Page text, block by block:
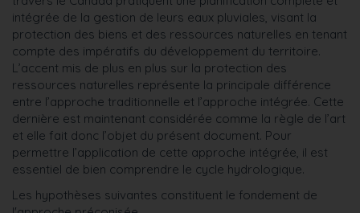
intégrée de la gestion de leurs eaux pluviales, visant la
protection des biens et des ressources naturelles en tenant
compte des impératifs du développement du territoire.
L’accent mis de plus en plus sur la protection des
ressources naturelles représente la principale différence
entre l’approche traditionnelle et l’approche intégrée. Cette
dernière est maintenant considérée comme la règle de l’art
et elle fait donc l’objet du présent document. Pour
permettre l’application de cette approche intégrée, il est
essentiel de bien comprendre le cycle hydrologique.
Les hypothèses suivantes constituent le fondement de